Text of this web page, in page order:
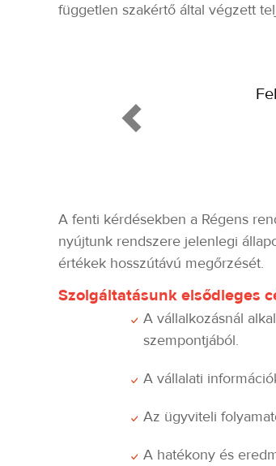
független szakértő által végzett
Felhőbe tervezi költöztetni
A fenti kérdésekben a Régens
nyújtunk rendszere jelenlegi
értékek hosszútávú megőrzését.
Szolgáltatásunk elsődleges
A vállalkozásnál
szempontjából.
A vállalati
Az ügyviteli
A hatékony és